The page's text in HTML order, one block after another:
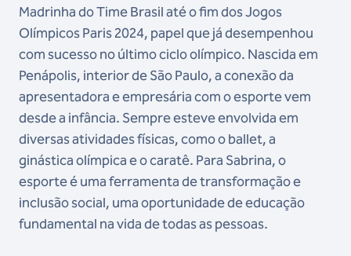
Madrinha do Time Brasil até o fim dos Jogos
Olímpicos Paris 2024, papel que já desempenhou
com sucesso no último ciclo olímpico. Nascida em
Penápolis, interior de São Paulo, a conexão da
apresentadora e empresária com o esporte vem
desde a infância. Sempre esteve envolvida em
diversas atividades físicas, como o ballet, a
ginástica olímpica e o caratê. Para Sabrina, o
esporte é uma ferramenta de transformação e
inclusão social, uma oportunidade de educação
fundamental na vida de todas as pessoas.